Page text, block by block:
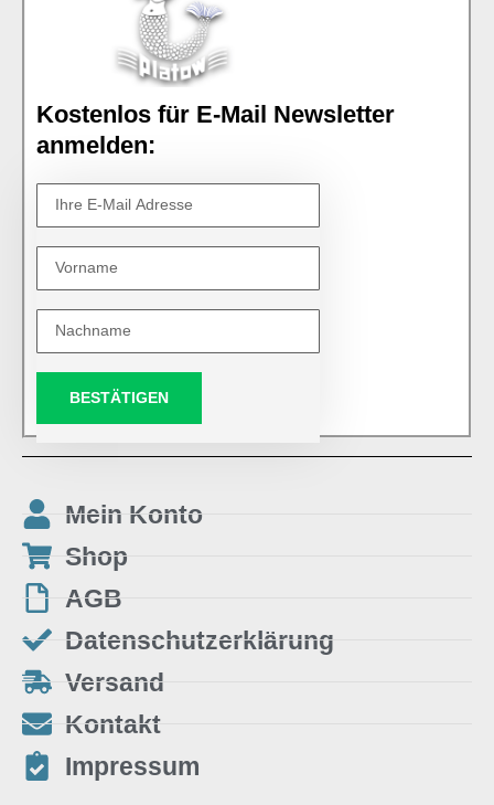
Kostenlos für E-Mail Newsletter
anmelden:
BESTÄTIGEN
Mein Konto
Shop
AGB
Datenschutzerklärung
Versand
Kontakt
Impressum